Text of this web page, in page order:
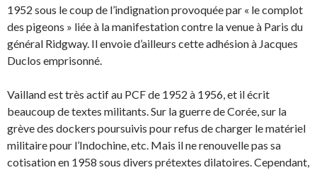
1952 sous le coup de l’indignation provoquée par « le complot
des pigeons » liée à la manifestation contre la venue à Paris du
général Ridgway. Il envoie d’ailleurs cette adhésion à Jacques
Duclos emprisonné.
Vailland est très actif au PCF de 1952 à 1956, et il écrit
beaucoup de textes militants. Sur la guerre de Corée, sur la
grève des dockers poursuivis pour refus de charger le matériel
militaire pour l’Indochine, etc. Mais il ne renouvelle pas sa
cotisation en 1958 sous divers prétextes dilatoires. Cependant,